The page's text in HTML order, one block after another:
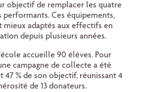
objectif de remplacer les quatre
performants. Ces équipements,
mieux adaptés aux effectifs en
depuis plusieurs années.
accueille 90 élèves. Pour
campagne de collecte a été
47 % de son objectif, réunissant 4
de 13 donateurs.